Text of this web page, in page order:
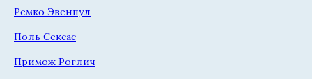
Ремко Эвенпул
Поль Сексас
Примож Роглич